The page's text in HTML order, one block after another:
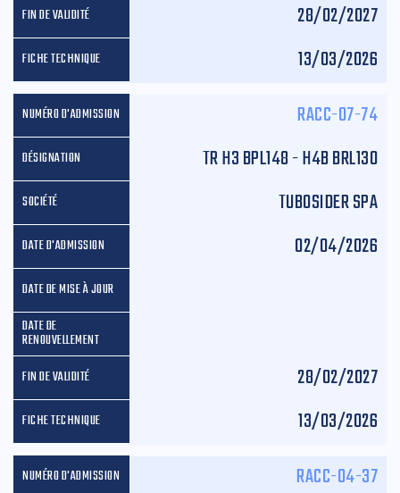
28/02/2027
13/03/2026
RACC-07-74
TR H3 BPL148 - H4B BRL130
TUBOSIDER SPA
02/04/2026
28/02/2027
13/03/2026
RACC-04-37